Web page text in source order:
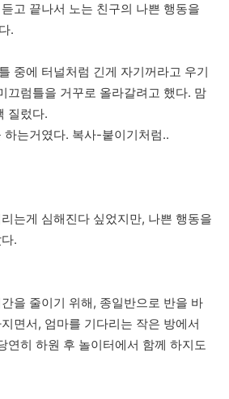
고 끝나서 노는 친구의 나쁜 행동을
.
중에 터널처럼 긴게 자기꺼라고 우기
끄럼틀을 거꾸로 올라갈려고 했다. 맘
질렀다.
하는거였다. 복사-붙이기처럼..
는게 심해진다 싶었지만, 나쁜 행동을
.
을 줄이기 위해, 종일반으로 반을 바
면서, 엄마를 기다리는 작은 방에서
연히 하원 후 놀이터에서 함께 하지도